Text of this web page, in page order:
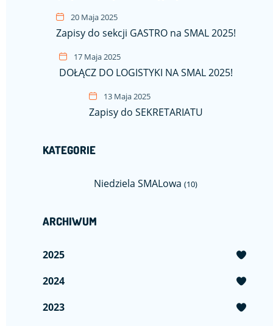
20 Maja 2025
Zapisy do sekcji GASTRO na SMAL 2025!
17 Maja 2025
DOŁĄCZ DO LOGISTYKI NA SMAL 2025!
13 Maja 2025
Zapisy do SEKRETARIATU
KATEGORIE
Niedziela SMALowa (10)
ARCHIWUM
2025
2024
2023